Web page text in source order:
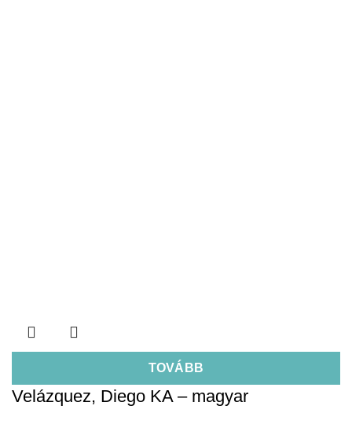
TOVÁBB
Velázquez, Diego KA – magyar